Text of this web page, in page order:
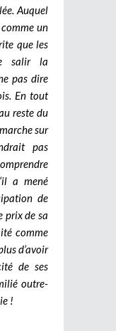
Auquel
un
que les
salir la
pas dire
En tout
reste du
sur
pas
a mené
de
prix de sa
comme
d’avoir
de ses
outre-
!